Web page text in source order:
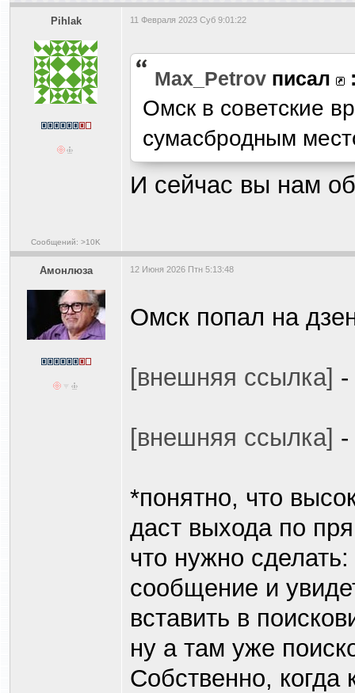
Pihlak
Сообщений: >10K
11 Февраля 2023 Суб 9:01:22
Max_Petrov писал
Омск в советские
сумасбродным
И сейчас вы нам
Амонлюза 12 Июня 2026 Птн 5:13:48
Омск попал на
[внешняя ссылка] -
[внешняя ссылка] -
*понятно, что
даст выхода по
что нужно сделать:
сообщение и
вставить в
ну а там уже
Собственно, когда